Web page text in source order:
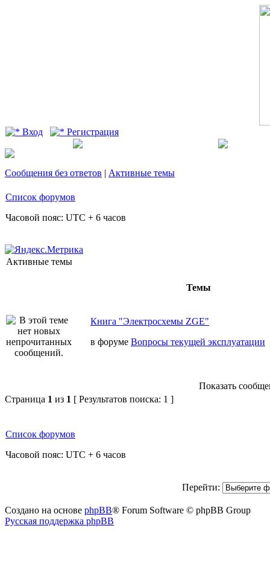
Вход Регистрация
Сообщения без ответов | Активные темы
Список форумов
Часовой пояс: UTC + 6 часов
Активные темы
Темы
Книга "Электросхемы ZGE"
в форуме Вопросы текущей эксплуатации
Показать
Страница 1 из 1 [ Результатов поиска: 1 ]
Список форумов
Часовой пояс: UTC + 6 часов
Перейти:
Создано на основе phpBB® Forum Software © phpBB Group
Русская поддержка phpBB